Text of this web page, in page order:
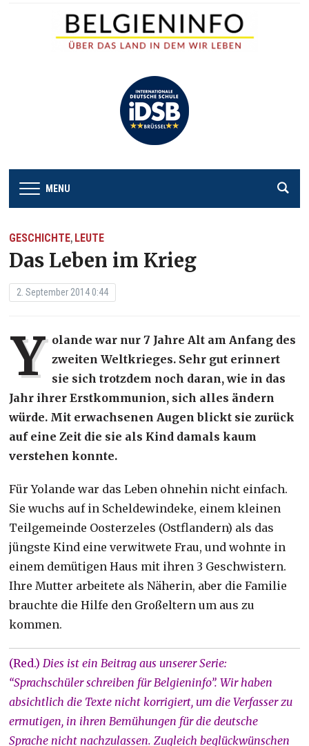
MENU
GESCHICHTE, LEUTE
Das Leben im Krieg
2. September 2014 0:44
Y olande war nur 7 Jahre Alt am Anfang des
zweiten Weltkrieges. Sehr gut erinnert
sie sich trotzdem noch daran, wie in das
Jahr ihrer Erstkommunion, sich alles ändern
würde. Mit erwachsenen Augen blickt sie zurück
auf eine Zeit die sie als Kind damals kaum
verstehen konnte.
Für Yolande war das Leben ohnehin nicht einfach.
Sie wuchs auf in Scheldewindeke, einem kleinen
Teilgemeinde Oosterzeles (Ostflandern) als das
jüngste Kind eine verwitwete Frau, und wohnte in
einem demütigen Haus mit ihren 3 Geschwistern.
Ihre Mutter arbeitete als Näherin, aber die Familie
brauchte die Hilfe den Großeltern um aus zu
kommen.
(Red.) Dies ist ein Beitrag aus unserer Serie:
“Sprachschüler schreiben für Belgieninfo”. Wir haben
absichtlich die Texte nicht korrigiert, um die Verfasser zu
ermutigen, in ihren Bemühungen für die deutsche
Sprache nicht nachzulassen. Zugleich beglückwünschen